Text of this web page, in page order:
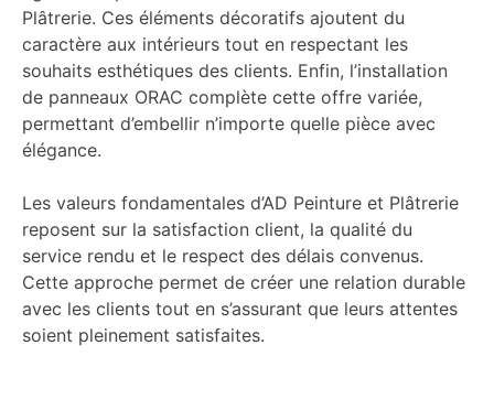
Plâtrerie. Ces éléments décoratifs ajoutent du
caractère aux intérieurs tout en respectant les
souhaits esthétiques des clients. Enfin, l’installation
de panneaux ORAC complète cette offre variée,
permettant d’embellir n’importe quelle pièce avec
élégance.
Les valeurs fondamentales d’AD Peinture et Plâtrerie
reposent sur la satisfaction client, la qualité du
service rendu et le respect des délais convenus.
Cette approche permet de créer une relation durable
avec les clients tout en s’assurant que leurs attentes
soient pleinement satisfaites.